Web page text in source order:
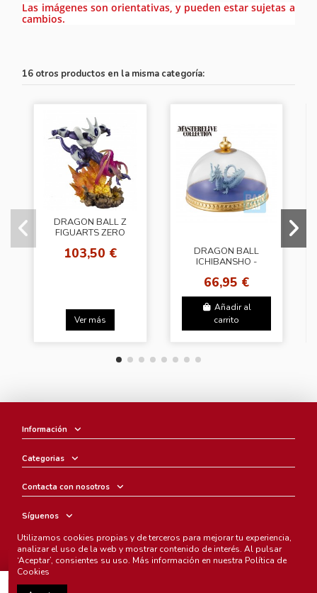
Las imágenes son orientativas, y pueden estar sujetas a
cambios.
16 otros productos en la misma categoría:
DRAGON BALL Z
FIGUARTS ZERO
FORM
103,50 €
Ver más
DRAGON BALL
ICHIBANSHO -
SHENRON - THE
LOOKOUT ABOVE
THE CLOUDS
66,95 €
Añadir al
carrito
Información
Categorias
Contacta con nosotros
Síguenos
Boletín
Utilizamos cookies propias y de terceros para mejorar tu experiencia,
analizar el uso de la web y mostrar contenido de interés. Al pulsar
‘Aceptar’, consientes su uso. Más información en nuestra Política de
Cookies